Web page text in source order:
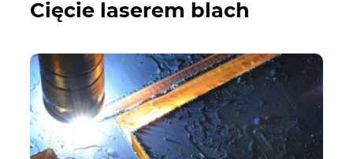
Cięcie laserem blach